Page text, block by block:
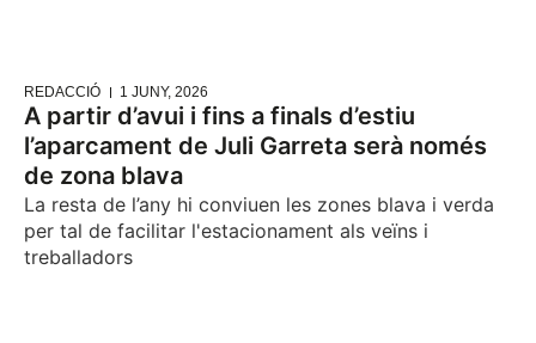
REDACCIÓ 1 JUNY, 2026
A partir d’avui i fins a finals d’estiu
l’aparcament de Juli Garreta serà només
de zona blava
La resta de l’any hi conviuen les zones blava i verda
per tal de facilitar l'estacionament als veïns i
treballadors